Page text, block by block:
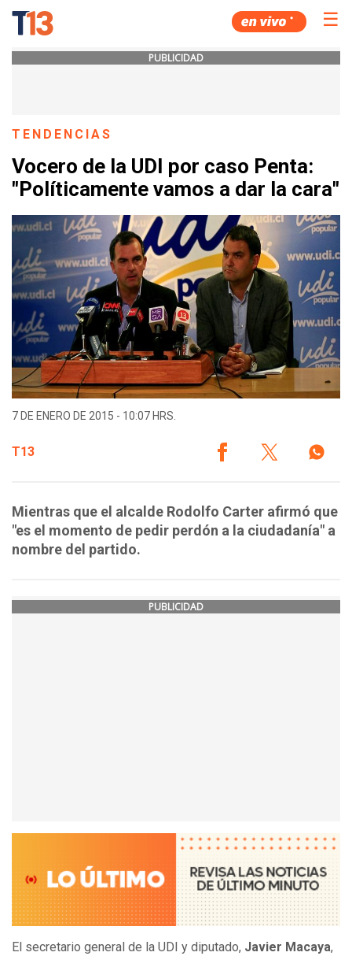
☰
PUBLICIDAD
TENDENCIAS
Vocero de la UDI por caso Penta:
"Políticamente vamos a dar la cara"
7 DE ENERO DE 2015 - 10:07 HRS.
T13
Mientras que el alcalde Rodolfo Carter afirmó que
"es el momento de pedir perdón a la ciudadanía" a
nombre del partido.
PUBLICIDAD
El secretario general de la UDI y diputado, Javier Macaya,